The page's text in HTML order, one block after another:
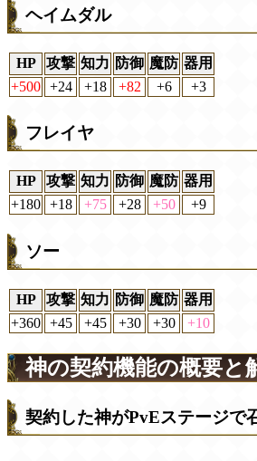
ヘイムダル
HP 攻撃 知力 防御 魔防 器用
+500 +24 +18 +82 +6 +3
フレイヤ
HP 攻撃 知力 防御 魔防 器用
+180 +18 +75 +28 +50 +9
ソー
HP 攻撃 知力 防御 魔防 器用
+360 +45 +45 +30 +30 +10
神の契約機能の概要と
契約した神がPvEステージで